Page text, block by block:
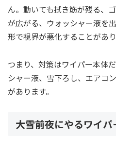
ん。動いても拭き筋が残る、
が広がる、ウォッシャー液を
形で視界が悪化することがあり
つまり、対策はワイパー本体
シャー液、雪下ろし、エアコ
があります。
大雪前夜にやるワイ